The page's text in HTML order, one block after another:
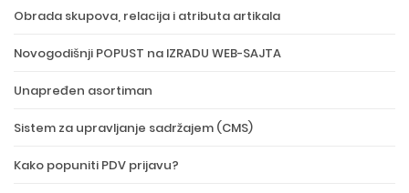
Obrada skupova, relacija i atributa artikala
Novogodišnji POPUST na IZRADU WEB-SAJTA
Unapređen asortiman
Sistem za upravljanje sadržajem (CMS)
Kako popuniti PDV prijavu?